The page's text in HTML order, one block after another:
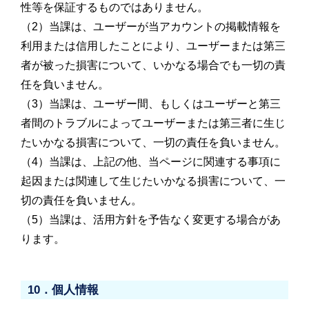
性等を保証するものではありません。
（2）当課は、ユーザーが当アカウントの掲載情報を
利用または信用したことにより、ユーザーまたは第三
者が被った損害について、いかなる場合でも一切の責
任を負いません。
（3）当課は、ユーザー間、もしくはユーザーと第三
者間のトラブルによってユーザーまたは第三者に生じ
たいかなる損害について、一切の責任を負いません。
（4）当課は、上記の他、当ページに関連する事項に
起因または関連して生じたいかなる損害について、一
切の責任を負いません。
（5）当課は、活用方針を予告なく変更する場合があ
ります。
10．個人情報